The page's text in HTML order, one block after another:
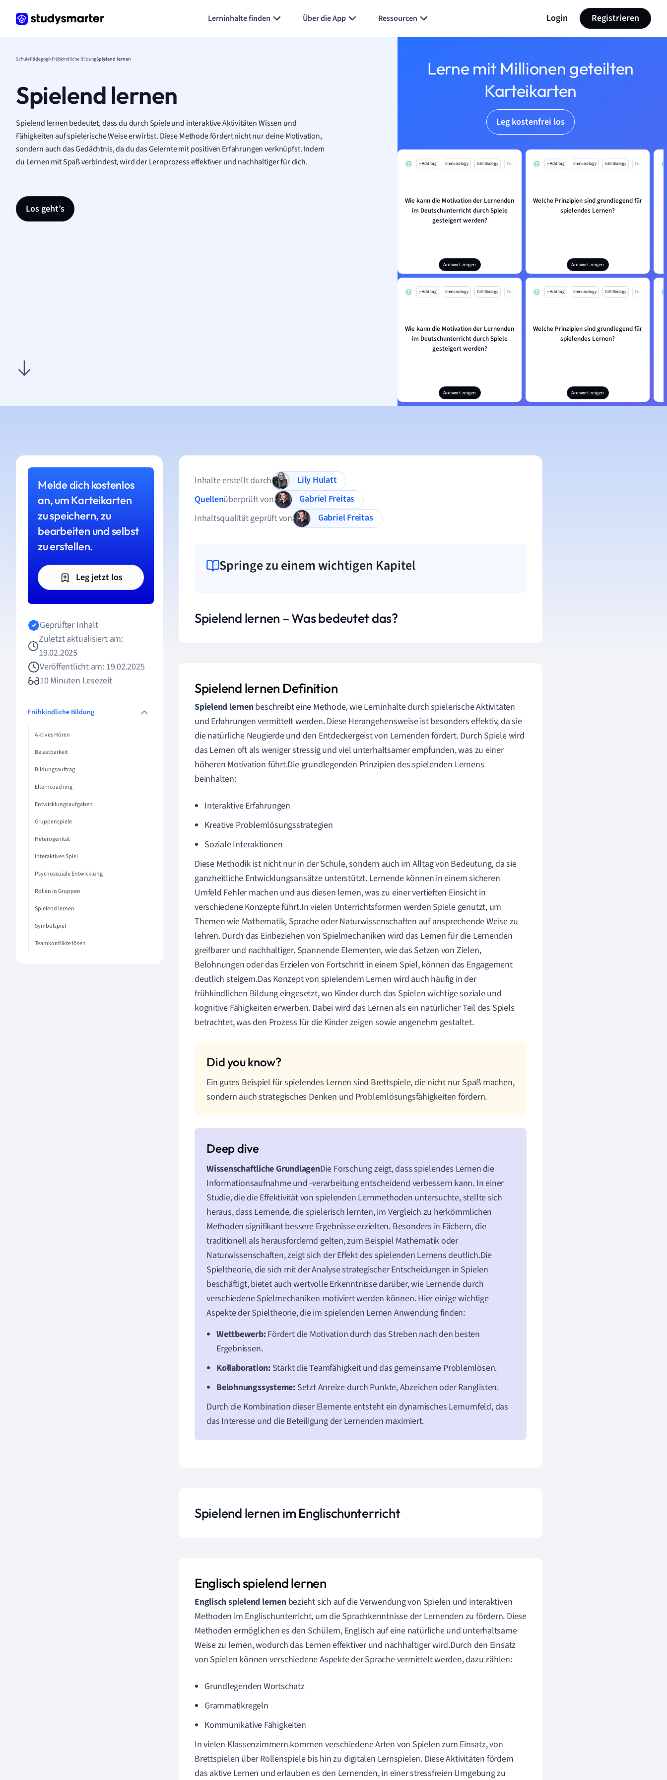
Lerninhalte finden Über die App Ressourcen Login Registrieren
SchulePädagogikFrühkindliche BildungSpielend lernen
Spielend lernen
Spielend lernen bedeutet, dass du durch Spiele und interaktive Aktivitäten Wissen und
Fähigkeiten auf spielerische Weise erwirbst. Diese Methode fördert nicht nur deine Motivation,
sondern auch das Gedächtnis, da du das Gelernte mit positiven Erfahrungen verknüpfst. Indem
du Lernen mit Spaß verbindest, wird der Lernprozess effektiver und nachhaltiger für dich.
Los geht’s
Lerne mit Millionen geteilten
Karteikarten
Leg kostenfrei los
+ Add tag Immunology Cell Biology Mo
Wie kann die Motivation der Lernenden
im Deutschunterricht durch Spiele
gesteigert werden?
Antwort zeigen
+ Add tag Immunology Cell Biology Mo
Welche Prinzipien sind grundlegend für
spielendes Lernen?
Antwort zeigen
+ Add tag Immunology Cell Biology Mo
Wie kann die Motivation der Lernenden
im Deutschunterricht durch Spiele
gesteigert werden?
Antwort zeigen
+ Add tag Immunology Cell Biology Mo
Welche Prinzipien sind grundlegend für
spielendes Lernen?
Antwort zeigen
Melde dich kostenlos
an, um Karteikarten
zu speichern, zu
bearbeiten und selbst
zu erstellen.
Leg jetzt los
Geprüfter Inhalt
Zuletzt aktualisiert am:
19.02.2025
Veröffentlicht am: 19.02.2025
10 Minuten Lesezeit
Frühkindliche Bildung
Aktives Hören
Belastbarkeit
Bildungsauftrag
Elterncoaching
Entwicklungsaufgaben
Gruppenspiele
Heterogenität
Interaktives Spiel
Psychosoziale Entwicklung
Rollen in Gruppen
Spielend lernen
Symbolspiel
Teamkonflikte lösen
Inhalte erstellt durch
Lily Hulatt
Quellenüberprüft von
Gabriel Freitas
Inhaltsqualität geprüft von
Gabriel Freitas
Springe zu einem wichtigen Kapitel
Spielend lernen – Was bedeutet das?
Spielend lernen Definition
Spielend lernenbeschreibt eine Methode, wie Lerninhalte durch spielerische Aktivitäten
und Erfahrungen vermittelt werden. Diese Herangehensweise ist besonders effektiv, da sie
die natürliche Neugierde und den Entdeckergeist von Lernenden fördert. Durch Spiele wird
das Lernen oft als weniger stressig und viel unterhaltsamer empfunden, was zu einer
höheren Motivation führt.Die grundlegenden Prinzipien des spielenden Lernens
beinhalten:
Interaktive Erfahrungen
Kreative Problemlösungsstrategien
Soziale Interaktionen
Diese Methodik ist nicht nur in der Schule, sondern auch im Alltag von Bedeutung, da sie
ganzheitliche Entwicklungsansätze unterstützt. Lernende können in einem sicheren
Umfeld Fehler machen und aus diesen lernen, was zu einer vertieften Einsicht in
verschiedene Konzepte führt.In vielen Unterrichtsformen werden Spiele genutzt, um
Themen wie Mathematik, Sprache oder Naturwissenschaften auf ansprechende Weise zu
lehren. Durch das Einbeziehen von Spielmechaniken wird das Lernen für die Lernenden
greifbarer und nachhaltiger. Spannende Elementen, wie das Setzen von Zielen,
Belohnungen oder das Erzielen von Fortschritt in einem Spiel, können das Engagement
deutlich steigern.Das Konzept von spielendem Lernen wird auch häufig in der
frühkindlichen Bildung eingesetzt, wo Kinder durch das Spielen wichtige soziale und
kognitive Fähigkeiten erwerben. Dabei wird das Lernen als ein natürlicher Teil des Spiels
betrachtet, was den Prozess für die Kinder zeigen sowie angenehm gestaltet.
Ein gutes Beispiel für spielendes Lernen sind Brettspiele, die nicht nur Spaß machen,
sondern auch strategisches Denken und Problemlösungsfähigkeiten fördern.
Wissenschaftliche GrundlagenDie Forschung zeigt, dass spielendes Lernen die
Informationsaufnahme und -verarbeitung entscheidend verbessern kann. In einer
Studie, die die Effektivität von spielenden Lernmethoden untersuchte, stellte sich
heraus, dass Lernende, die spielerisch lernten, im Vergleich zu herkömmlichen
Methoden signifikant bessere Ergebnisse erzielten. Besonders in Fächern, die
traditionell als herausfordernd gelten, zum Beispiel Mathematik oder
Naturwissenschaften, zeigt sich der Effekt des spielenden Lernens deutlich.Die
Spieltheorie, die sich mit der Analyse strategischer Entscheidungen in Spielen
beschäftigt, bietet auch wertvolle Erkenntnisse darüber, wie Lernende durch
verschiedene Spielmechaniken motiviert werden können. Hier einige wichtige
Aspekte der Spieltheorie, die im spielenden Lernen Anwendung finden:
Wettbewerb:Fördert die Motivation durch das Streben nach den besten
Ergebnissen.
Kollaboration:Stärkt die Teamfähigkeit und das gemeinsame Problemlösen.
Belohnungssysteme: Setzt Anreize durch Punkte, Abzeichen oder Ranglisten.
Durch die Kombination dieser Elemente entsteht ein dynamisches Lernumfeld, das
das Interesse und die Beteiligung der Lernenden maximiert.
Spielend lernen im Englischunterricht
Englisch spielend lernen
Englisch spielend lernenbezieht sich auf die Verwendung von Spielen und interaktiven
Methoden im Englischunterricht, um die Sprachkenntnisse der Lernenden zu fördern. Diese
Methoden ermöglichen es den Schülern, Englisch auf eine natürliche und unterhaltsame
Weise zu lernen, wodurch das Lernen effektiver und nachhaltiger wird.Durch den Einsatz
von Spielen können verschiedene Aspekte der Sprache vermittelt werden, dazu zählen:
Grundlegenden Wortschatz
Grammatikregeln
Kommunikative Fähigkeiten
In vielen Klassenzimmern kommen verschiedene Arten von Spielen zum Einsatz, von
Brettspielen über Rollenspiele bis hin zu digitalen Lernspielen. Diese Aktivitäten fördern
das aktive Lernen und erlauben es den Lernenden, in einer stressfreien Umgebung zu